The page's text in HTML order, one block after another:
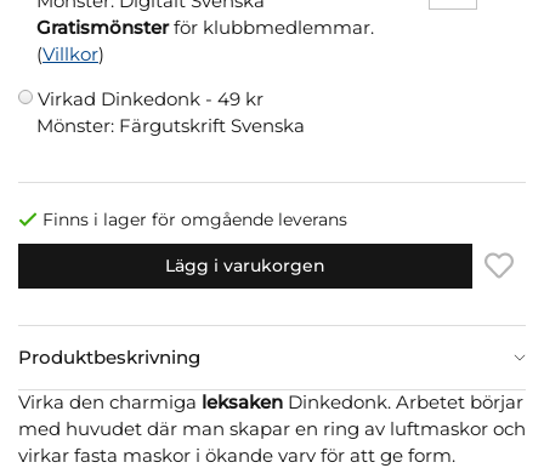
Gratismönsterför klubbmedlemmar.
(Villkor)
Virkad Dinkedonk - 49 kr
Mönster: Färgutskrift Svenska
Finns i lager för omgående leverans
Lägg i varukorgen
Produktbeskrivning
Virka den charmiga leksaken Dinkedonk. Arbetet börjar
med huvudet där man skapar en ring av luftmaskor och
virkar fasta maskor i ökande varv för att ge form.